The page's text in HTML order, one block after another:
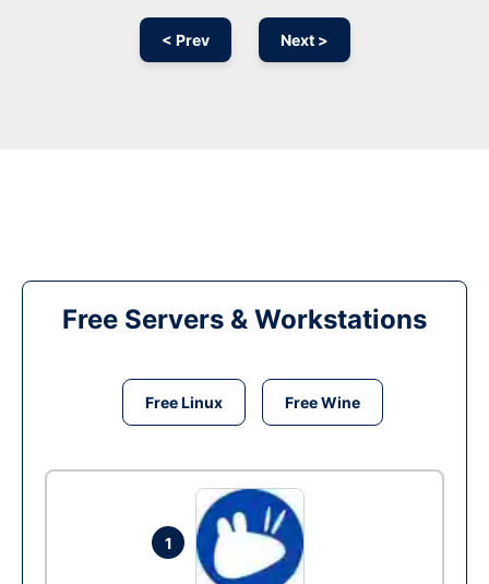
< Prev Next >
Free Servers & Workstations
Free Linux Free Wine
1